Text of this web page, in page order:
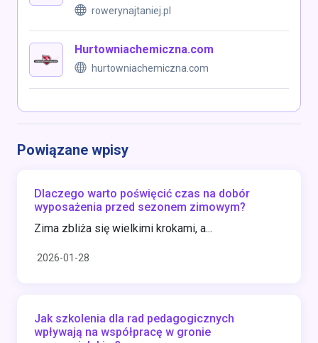
rowerynajtaniej.pl
Hurtowniachemiczna.com
hurtowniachemiczna.com
Powiązane wpisy
Dlaczego warto poświęcić czas na dobór
wyposażenia przed sezonem zimowym?
Zima zbliża się wielkimi krokami, a...
2026-01-28
Jak szkolenia dla rad pedagogicznych
wpływają na współpracę w gronie